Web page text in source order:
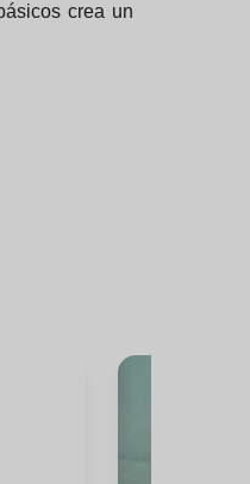
crea un